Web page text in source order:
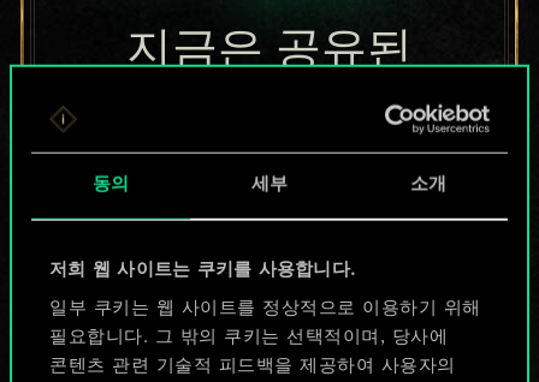
동의 세부 소개
저희 웹 사이트는 쿠키를 사용합니다.
일부 쿠키는 웹 사이트를 정상적으로 이용하기 위해
필요합니다. 그 밖의 쿠키는 선택적이며, 당사에
콘텐츠 관련 기술적 피드백을 제공하여 사용자의
지금은 공유된
카드들에 지나지
않지만
무궁무진한
가능성을 가지고
있습니다!